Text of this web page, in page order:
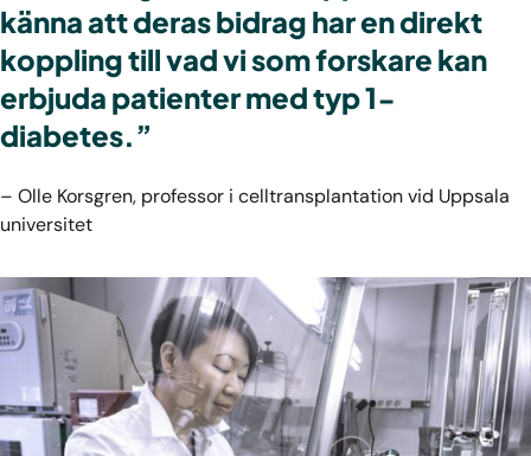
känna att deras bidrag har en direkt
koppling till vad vi som forskare kan
erbjuda patienter med typ 1-
diabetes.”
– Olle Korsgren, professor i celltransplantation vid Uppsala
universitet